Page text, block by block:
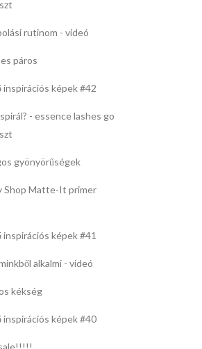
rutinom - videó
páros
inspirációs képek #42
- essence lashes go
gyönyörűségek
Shop Matte-It primer
képek #41
alkalmi - videó
kékség
inspirációs képek #40